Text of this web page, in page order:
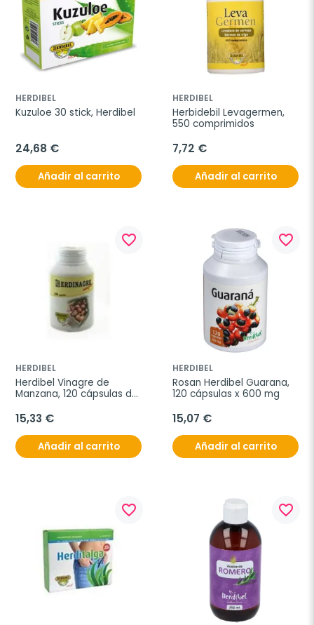
HERDIBEL
Kuzuloe 30 stick, Herdibel
24,68 €
Añadir al carrito
HERDIBEL
Herbidebil Levagermen,
550 comprimidos
7,72 €
Añadir al carrito
favorite_border
HERDIBEL
Herdibel Vinagre de
Manzana, 120 cápsulas de
15,33 €
Añadir al carrito
favorite_border
HERDIBEL
Rosan Herdibel Guarana,
120 cápsulas x 600 mg
15,07 €
Añadir al carrito
favorite_border favorite_border